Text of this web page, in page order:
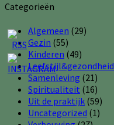
Categorieën
Algemeen (29)
Gezin (55)
Kinderen (49)
Leefstijl&gezondheid
Samenleving (21)
Spiritualiteit (16)
Uit de praktijk (59)
Uncategorized (1)